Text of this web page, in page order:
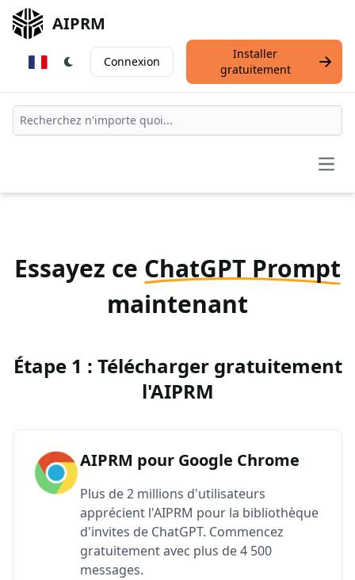
AIPRM
Connexion
Installer
gratuitement
Essayez ce ChatGPT Prompt
maintenant
Étape 1 : Télécharger gratuitement
l'AIPRM
AIPRM pour Google Chrome
Plus de 2 millions d'utilisateurs
apprécient l'AIPRM pour la bibliothèque
d'invites de ChatGPT. Commencez
gratuitement avec plus de 4 500
messages.